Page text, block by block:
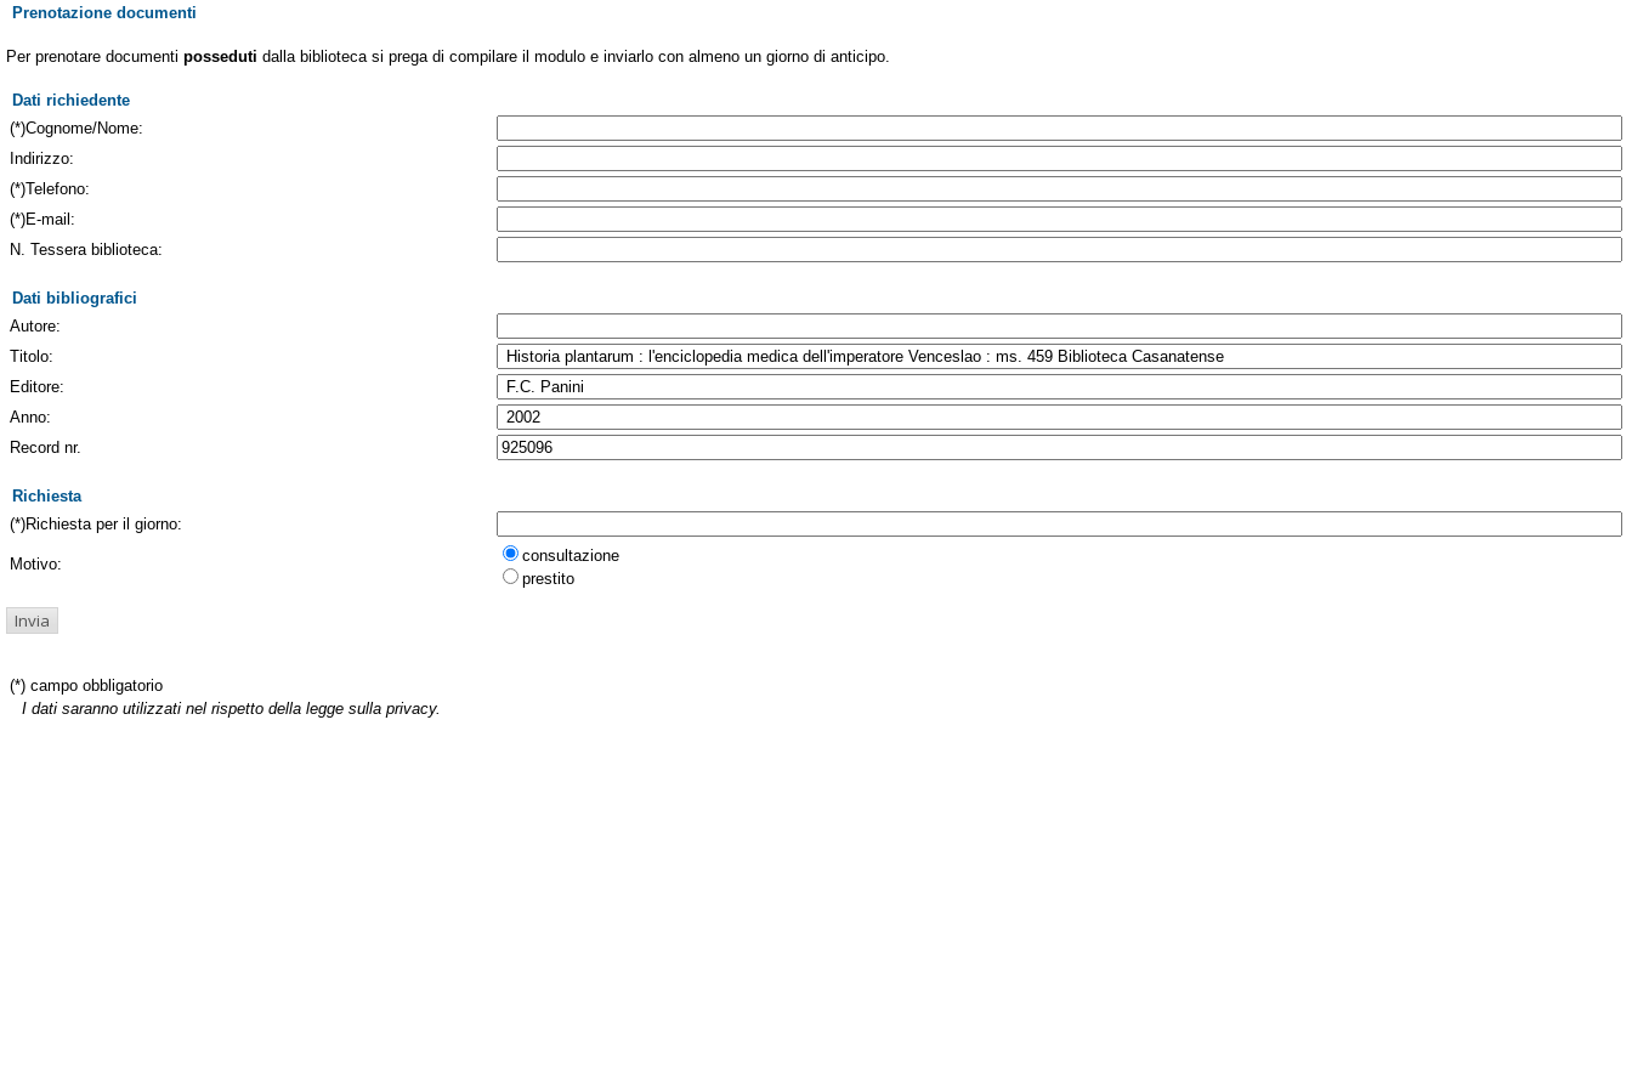
Prenotazione documenti
Per prenotare documenti posseduti dalla biblioteca si prega di compilare il modulo e inviarlo con almeno un giorno di anticipo.
Dati richiedente
(*)Cognome/Nome:
Indirizzo:
(*)Telefono:
(*)E-mail:
N. Tessera biblioteca:
Dati bibliografici
Autore:
Titolo:
Editore:
Anno:
Record nr.
Richiesta
(*)Richiesta per il giorno:
Motivo:
consultazione
prestito
(*) campo obbligatorio
I dati saranno utilizzati nel rispetto della legge sulla privacy.